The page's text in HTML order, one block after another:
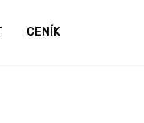
CENÍK